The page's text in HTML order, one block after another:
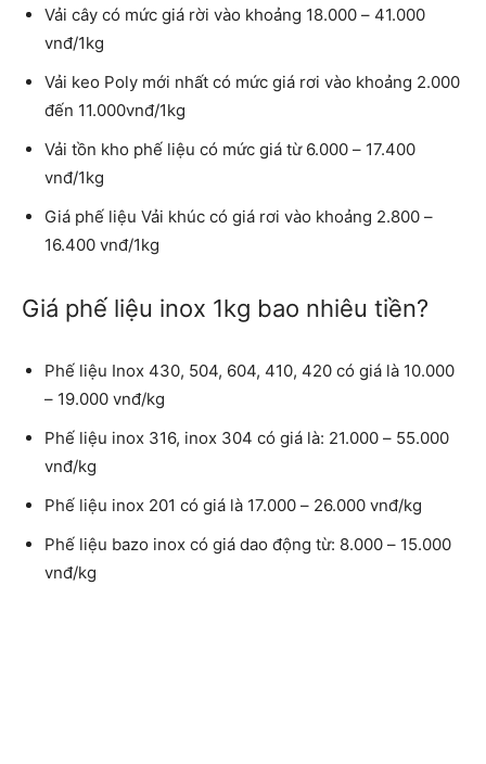
Vải cây có mức giá rời vào khoảng 18.000 – 41.000
vnđ/1kg
Vải keo Poly mới nhất có mức giá rơi vào khoảng 2.000
đến 11.000vnđ/1kg
Vải tồn kho phế liệu có mức giá từ 6.000 – 17.400
vnđ/1kg
Giá phế liệu Vải khúc có giá rơi vào khoảng 2.800 –
16.400 vnđ/1kg
Giá phế liệu inox 1kg bao nhiêu tiền?
Phế liệu Inox 430, 504, 604, 410, 420 có giá là 10.000
– 19.000 vnđ/kg
Phế liệu inox 316, inox 304 có giá là: 21.000 – 55.000
vnđ/kg
Phế liệu inox 201 có giá là 17.000 – 26.000 vnđ/kg
Phế liệu bazo inox có giá dao động từ: 8.000 – 15.000
vnđ/kg